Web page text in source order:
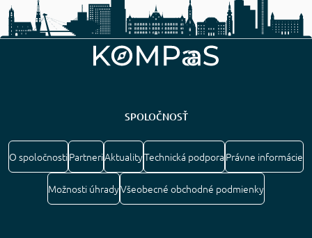
SPOLOČNOSŤ
O spoločnostiPartneriAktualityTechnická podpora Právne informácie
Možnosti úhradyVšeobecné obchodné podmienky